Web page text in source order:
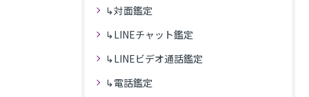
↳対面鑑定
↳LINEチャット鑑定
↳LINEビデオ通話鑑定
↳電話鑑定